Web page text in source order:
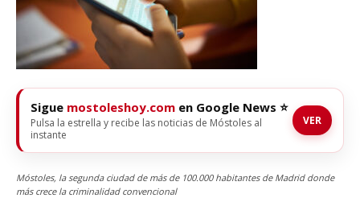
Sigue mostoleshoy.com en Google News ⭐
Pulsa la estrella y recibe las noticias de Móstoles al
instante
VER
Móstoles, la segunda ciudad de más de 100.000 habitantes de Madrid donde
más crece la criminalidad convencional